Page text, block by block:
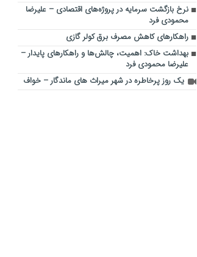
نرخ بازگشت سرمایه در پروژه‌های اقتصادی – علیرضا
محمودی فرد
راهکارهای کاهش مصرف برق کولر گازی
بهداشت خاک: اهمیت، چالش‌ها و راهکارهای پایدار –
علیرضا محمودی فرد
یک روز پرخاطره در شهر میراث های ماندگار – خواف